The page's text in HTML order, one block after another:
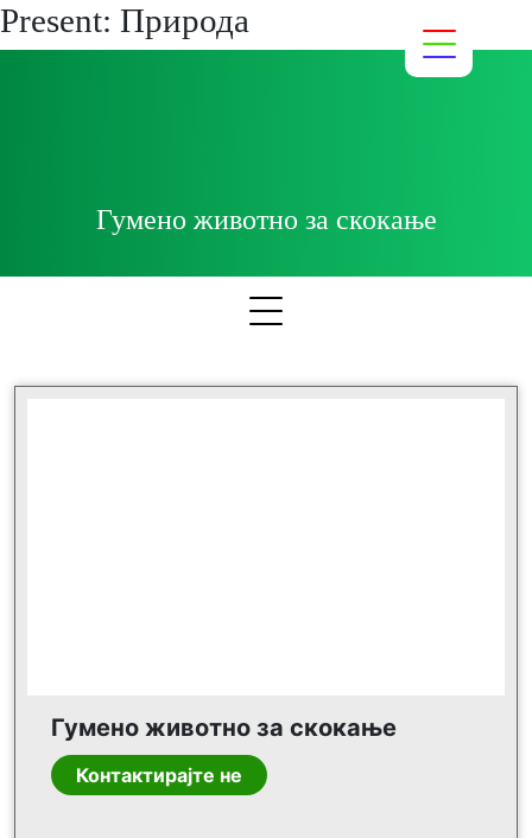
Present: Природа
Гумено животно за скокање
Гумено животно за скокање
Контактирајте не